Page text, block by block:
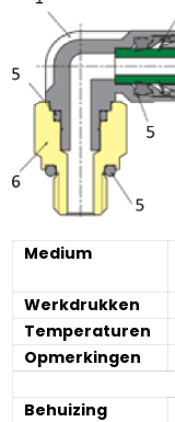
Medium
Werkdrukken
Temperaturen
Opmerkingen
Behuizing